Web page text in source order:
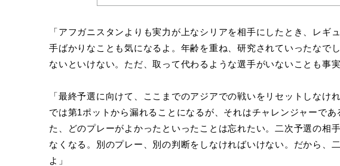
「アフガニスタンよりも実力が上なシリアを相手にしたとき、レギ
手ばかりなことも気になるよ。年齢を重ね、研究されていったなで
ないといけない。ただ、取って代わるような選手がいないことも事
「最終予選に向けて、ここまでのアジアでの戦いをリセットしなけ
では第1ポットから漏れることになるが、それはチャレンジャーで
た、どのプレーがよかったといったことは忘れたい。二次予選の相
なくなる。別のプレー、別の判断をしなければいけない。だから、
よ」